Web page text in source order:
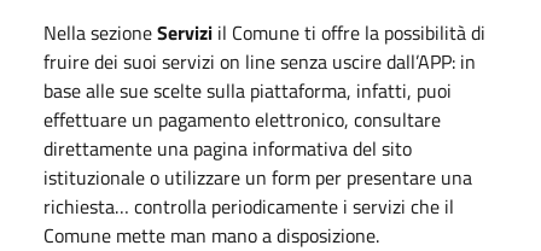
Nella sezioneServizi il Comune ti offre la possibilità di
fruire dei suoi servizi on line senza uscire dall’APP: in
base alle sue scelte sulla piattaforma, infatti, puoi
effettuare un pagamento elettronico, consultare
direttamente una pagina informativa del sito
istituzionale o utilizzare un form per presentare una
richiesta… controlla periodicamente i servizi che il
Comune mette man mano a disposizione.